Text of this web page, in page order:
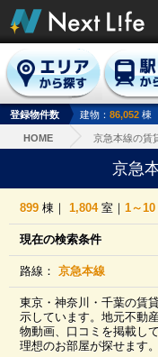
登録物件数 建物： 86,052 棟
HOME 京急本線の賃
京急
899 棟｜1,804室｜1～10
現在の検索条件
路線：京急本線
東京・神奈川・千葉の賃
示しています。地元不動
物動画、口コミを掲載し
理想のお部屋が探せます。